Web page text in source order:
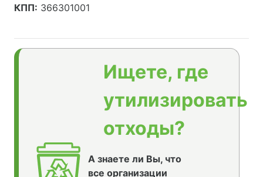
КПП: 366301001
Ищете, где
утилизировать
отходы?
А знаете ли Вы, что
все организации